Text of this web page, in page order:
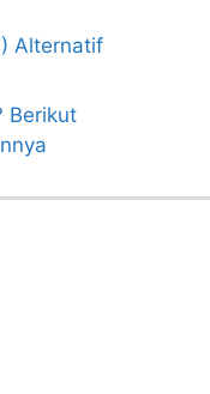
Alternatif
Berikut